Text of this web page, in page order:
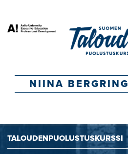
NIINA BERGRING
TALOUDENPUOLUSTUSKURSSI